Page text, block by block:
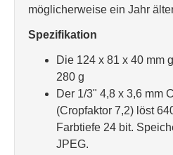
möglicherweise ein Jahr
Spezifikation
Die 124 x 81 x 40 mm
280 g
Der 1/3" 4,8 x 3,6 mm
(Cropfaktor 7,2) löst
Farbtiefe 24 bit.
JPEG.